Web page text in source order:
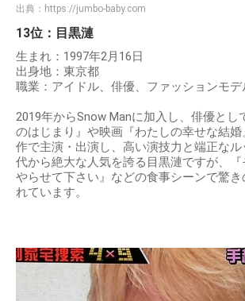
出典： https://jumbo-baby.com
13位：目黒漣
生まれ：1997年2月16日
出身地：東京都
職業：アイドル、俳優、ファッションモデ
2019年からSnow Manに加入し、俳優とし
のはじまり』や映画『わたしの幸せな結
作で主演・出演し、高い演技力と端正な
代から絶大な人気を誇る目黒漣ですが、『
やらせて下さい』などの食事シーンで驚き
れています。